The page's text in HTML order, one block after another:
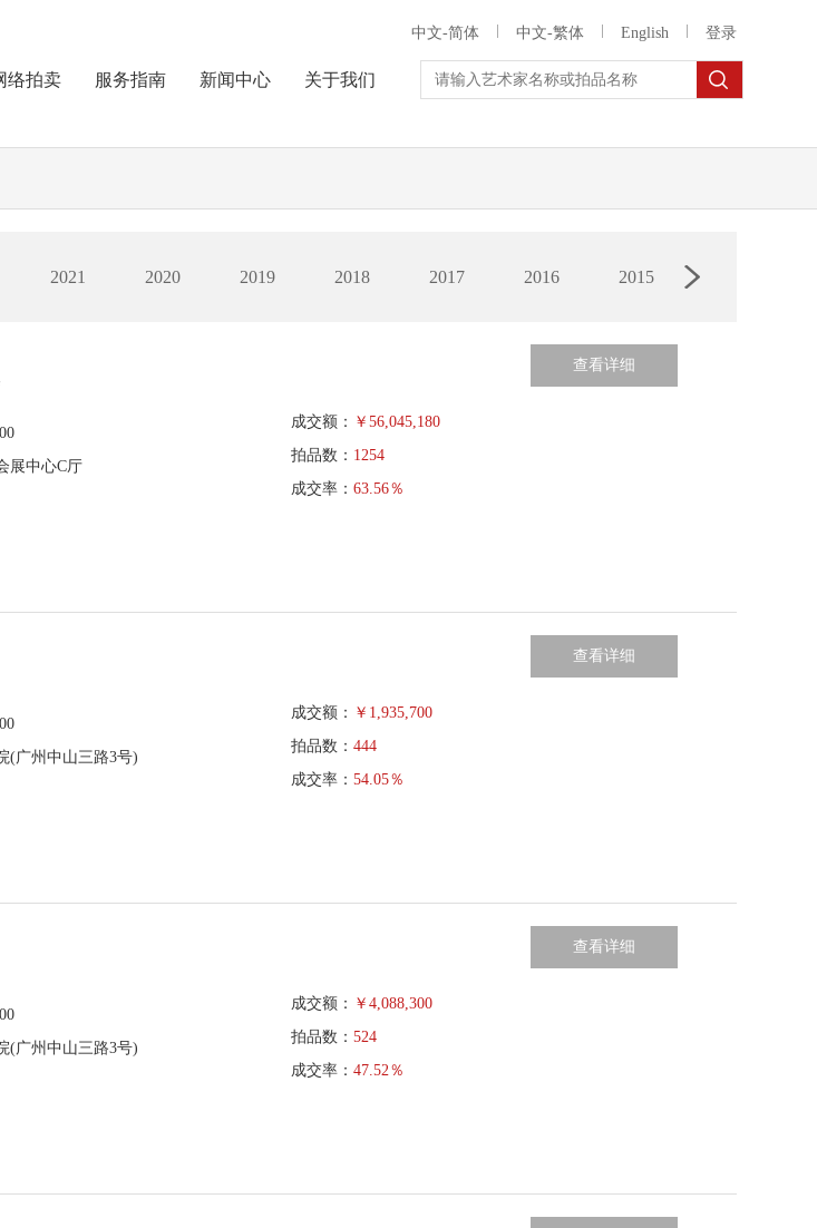
中文-简体 中文-繁体 English 登录
络拍卖 服务指南 新闻中心 关于我们
2021 2020 2019 2018 2017 2016 2015
展中心C厅
成交额： ￥ 56,045,180
拍品数： 1254
成交率： 63.56％
查看详细
(广州中山三路3号)
成交额： ￥ 1,935,700
拍品数： 444
成交率： 54.05％
查看详细
(广州中山三路3号)
成交额： ￥ 4,088,300
拍品数： 524
成交率： 47.52％
查看详细